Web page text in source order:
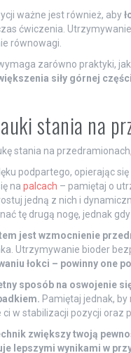
ważne jest również, aby
ćwiczenia.
równowagi.
zarówno praktyki,
siły górnej
stania na
stania na
podpartego, opierając
na palcach – pamiętaj o
jedną z nich i
tę drugą nogę, jednak
jest wzmocnienie
Utrzymywanie bioder
łokci – powinny one
sposób na oswojenie
Pamiętaj jednak,
w stabilizacji pozycji oraz
zwiększy twoją
lepszymi wynikami w